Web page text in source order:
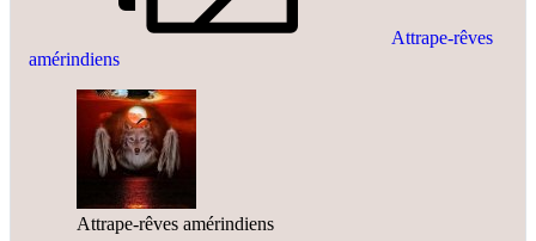
Attrape-rêves
amérindiens
Attrape-rêves amérindiens